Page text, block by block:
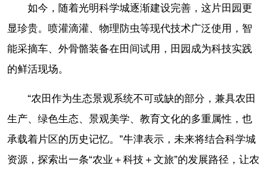
如今，随着光明科学城逐渐建设完善，这片田园更
显珍贵。喷灌滴灌、物理防虫等现代技术广泛使用，智
能采摘车、外骨骼装备在田间试用，田园成为科技实践
的鲜活现场。
“农田作为生态景观系统不可或缺的部分，兼具农田
生产、绿色生态、景观美学、教育文化的多重属性，也
承载着片区的历史记忆。”牛津表示，未来将结合科学城
资源，探索出一条“农业＋科技＋文旅”的发展路径，让农